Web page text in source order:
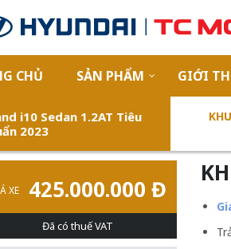
CHỦ SẢN PHẨM GIỚI
i10 Sedan 1.2AT Tiêu
2023
XE 425.000.000 Đ
Đã có thuế VAT